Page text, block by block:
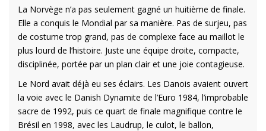
La Norvège n’a pas seulement gagné un huitième de finale.
Elle a conquis le Mondial par sa manière. Pas de surjeu, pas
de costume trop grand, pas de complexe face au maillot le
plus lourd de l’histoire. Juste une équipe droite, compacte,
disciplinée, portée par un plan clair et une joie contagieuse.
Le Nord avait déjà eu ses éclairs. Les Danois avaient ouvert
la voie avec le Danish Dynamite de l’Euro 1984, l’improbable
sacre de 1992, puis ce quart de finale magnifique contre le
Brésil en 1998, avec les Laudrup, le culot, le ballon,